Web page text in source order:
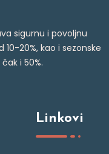
sigurnu i povoljnu
20%, kao i sezonske
i 50%.
Linkovi